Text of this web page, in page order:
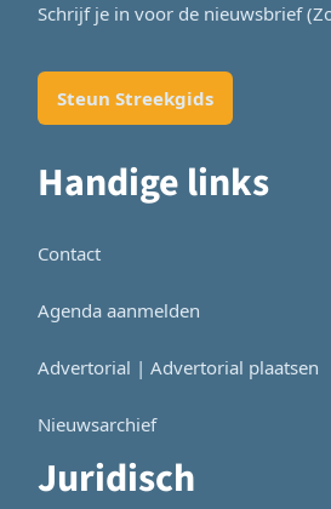
Schrijf je in voor de nieuwsbrief
Steun Streekgids
Handige links
Contact
Agenda aanmelden
Advertorial | Advertorial plaatsen
Nieuwsarchief
Juridisch